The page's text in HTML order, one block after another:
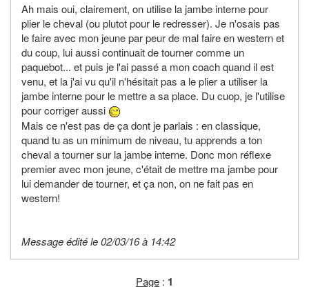
Ah mais oui, clairement, on utilise la jambe interne pour
plier le cheval (ou plutot pour le redresser). Je n'osais pas
le faire avec mon jeune par peur de mal faire en western et
du coup, lui aussi continuait de tourner comme un
paquebot... et puis je l'ai passé a mon coach quand il est
venu, et la j'ai vu qu'il n'hésitait pas a le plier a utiliser la
jambe interne pour le mettre a sa place. Du cuop, je l'utilise
pour corriger aussi
Mais ce n'est pas de ça dont je parlais : en classique,
quand tu as un minimum de niveau, tu apprends a ton
cheval a tourner sur la jambe interne. Donc mon réflexe
premier avec mon jeune, c'était de mettre ma jambe pour
lui demander de tourner, et ça non, on ne fait pas en
western!
Message édité le 02/03/16 à 14:42
Page : 1